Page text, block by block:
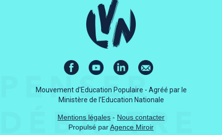
Mouvement d'Education Populaire - Agréé par le
Ministère de l’Education Nationale
Mentions légales - Nous contacter
Propulsé parAgence Miroir